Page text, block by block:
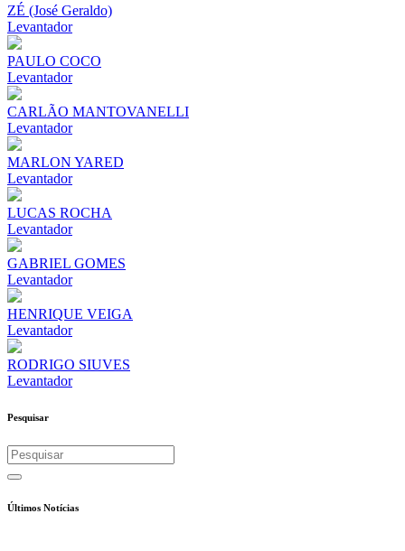
ZÉ (José Geraldo)
Levantador
PAULO COCO
Levantador
CARLÃO MANTOVANELLI
Levantador
MARLON YARED
Levantador
LUCAS ROCHA
Levantador
GABRIEL GOMES
Levantador
HENRIQUE VEIGA
Levantador
RODRIGO SIUVES
Levantador
Pesquisar
Últimos Notícias